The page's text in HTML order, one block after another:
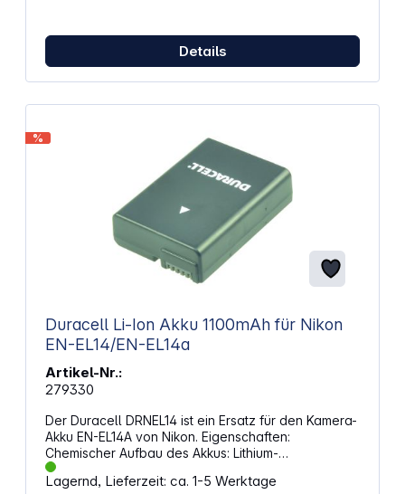
Details
%
Duracell Li-Ion Akku 1100mAh für Nikon
EN-EL14/EN-EL14a
Artikel-Nr.:
279330
Der Duracell DRNEL14 ist ein Ersatz für den Kamera-
Akku EN-EL14A von Nikon. Eigenschaften:
Chemischer Aufbau des Akkus: Lithium-
Ionen (Neuerer Typ wiederaufladbarer Akkus
mit sehr guter Leistungsabgabe) Spannung: 7,4 V
Lagernd, Lieferzeit: ca. 1-5 Werktage